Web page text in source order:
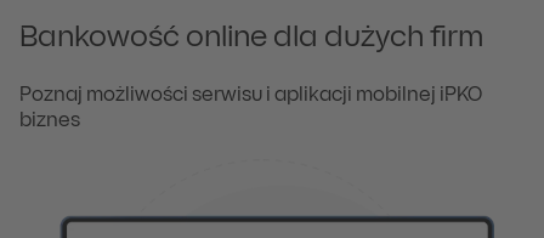
Bankowość online dla dużych firm
Poznaj możliwości serwisu i aplikacji mobilnej iPKO
biznes